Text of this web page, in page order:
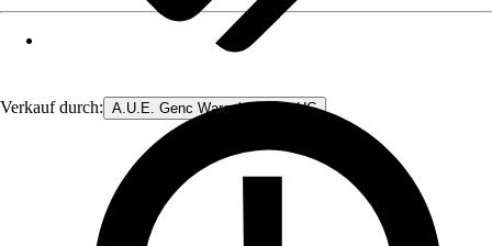
Verkauf durch: A.U.E. Genc Warenhandels- UG